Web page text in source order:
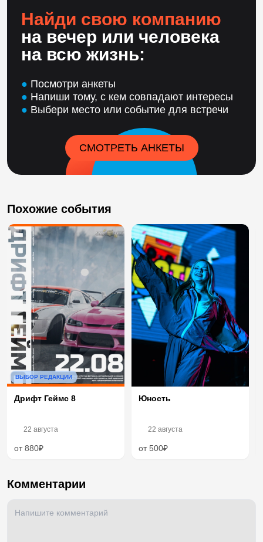
Найди свою компанию
на вечер или человека
на всю жизнь:
● Посмотри анкеты
● Напиши тому, с кем совпадают интересы
● Выбери место или событие для встречи
СМОТРЕТЬ АНКЕТЫ
Похожие события
ВЫБОР РЕДАКЦИИ
Дрифт Геймс 8
22 августа
от 880₽
Юность
22 августа
от 500₽
Комментарии